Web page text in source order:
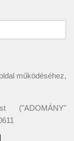
működéséhez,
("ADOMÁNY"